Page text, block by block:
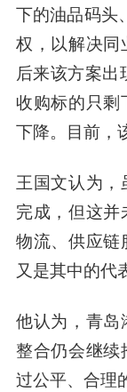
下的油品码头
权，以解决同
后来该方案出
收购标的只剩
下降。目前，
王国文认为
完成，但这
物流、供应链
又是其中的代
他认为，青岛
整合仍会继续
过公平、合理